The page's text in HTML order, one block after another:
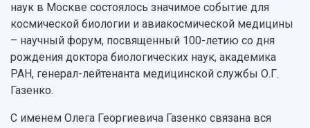
НАЗАД
Об университете
История
Ключевые факты
Рейтинги
Руководство
Новости
Главные новости
Бортжурнал
Объявления
Образование
Почему я выбираю Самарский университет?
Абитуриенту
Бакалавриат и специалитет
Аспирантура
Научно-исследовательская деятельность
Основные научные направления
Научные школы и ведущие научные коллективы
Диссертационные советы
Конкурс на замещение должностей научных
наук в Москве состоялось значимое событие для
космической биологии и авиакосмической медицины
– научный форум, посвященный 100-летию со дня
рождения доктора биологических наук, академика
РАН, генерал-лейтенанта медицинской службы О.Г.
Газенко.
С именем Олега Георгиевича Газенко связана вся